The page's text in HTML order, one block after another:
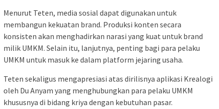
Menurut Teten, media sosial dapat digunakan untuk
membangun kekuatan brand. Produksi konten secara
konsisten akan menghadirkan narasi yang kuat untuk brand
milik UMKM. Selain itu, lanjutnya, penting bagi para pelaku
UMKM untuk masuk ke dalam platform jejaring usaha.
Teten sekaligus mengapresiasi atas dirilisnya aplikasi Krealogi
oleh Du Anyam yang menghubungkan para pelaku UMKM
khususnya di bidang kriya dengan kebutuhan pasar.